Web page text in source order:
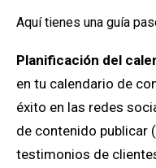
Aquí tienes una guía
Planificación del
en tu calendario de
éxito en las redes
de contenido publicar
testimonios de